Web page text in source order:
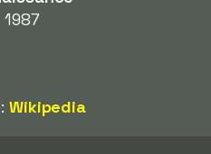
Wikipedia